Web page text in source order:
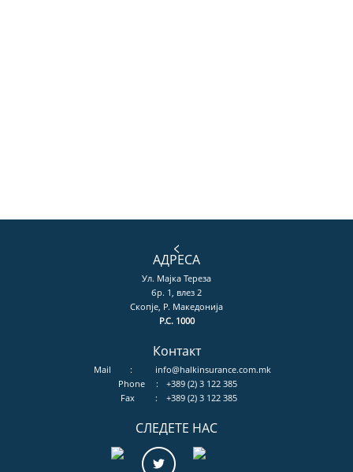
<
АДРЕСА
Ул. Мајка Тереза
бр. 1, влез 2
Скопје, Р. Македонија
P.C. 1000
Контакт
Mail :
info@halkinsurance.com.mk
Phone
:
+389 (2) 3 122 385
Fax
: +389 (2) 3 122 385
СЛЕДЕТЕ НАС